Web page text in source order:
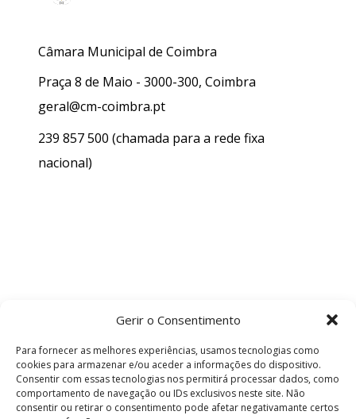
Gerir o Consentimento
Para fornecer as melhores experiências, usamos tecnologias como
cookies para armazenar e/ou aceder a informações do dispositivo.
Consentir com essas tecnologias nos permitirá processar dados, como
comportamento de navegação ou IDs exclusivos neste site. Não
consentir ou retirar o consentimento pode afetar negativamante certos
Câmara Municipal de Coimbra
Praça 8 de Maio - 3000-300, Coimbra
geral@cm-coimbra.pt
239 857 500 (chamada para a rede fixa
nacional)